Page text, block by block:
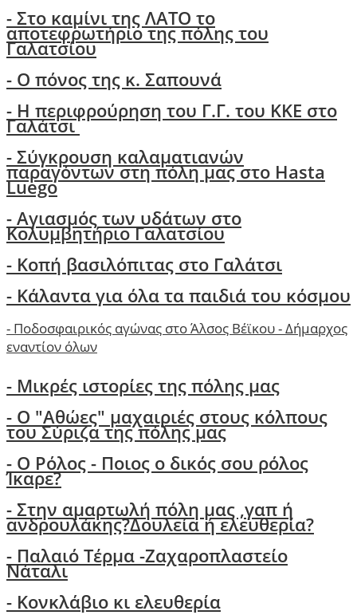
- Στο καμίνι της ΛΑΤΟ το
αποτεφρωτήριο της πόλης του
Γαλατσίου
- Ο πόνος της κ. Σαπουνά
- H περιφρούρηση του Γ.Γ. του ΚΚΕ στο
Γαλάτσι
-Σύγκρουση καλαματιανών
παραγόντων στη πόλη μας στο Hasta
Luego
- Αγιασμός των υδάτων στο
Κολυμβητήριο Γαλατσίου
- Κοπή βασιλόπιτας στο Γαλάτσι
- Κάλαντα για όλα τα παιδιά του κόσμου
- Ποδοσφαιρικός αγώνας στο Άλσος Βέϊκου - Δήμαρχος
εναντίον όλων
- Μικρές ιστορίες της πόλης μας
- Ο "Αθώες" μαχαιριές στους κόλπους
του Σύριζα της πόλης μας
- Ο Ρόλος - Ποιος ο δικός σου ρόλος
Ίκαρε?
- Στην αμαρτωλή πόλη μας ,γαπ ή
ανδρουλάκης?Δουλεία ή ελευθερία?
- Παλαιό Τέρμα -Ζαχαροπλαστείο
Νάταλι
- Κονκλάβιο κι ελευθερία